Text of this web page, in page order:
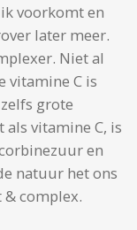
voorkomt en
later meer.
Niet al
vitamine C is
grote
als vitamine C, is
en
natuur het ons
& complex.